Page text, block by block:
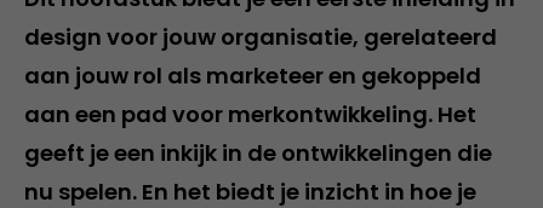
design voor jouw organisatie, gerelateerd
aan jouw rol als marketeer en gekoppeld
aan een pad voor merkontwikkeling. Het
geeft je een inkijk in de ontwikkelingen die
nu spelen. En het biedt je inzicht in hoe je